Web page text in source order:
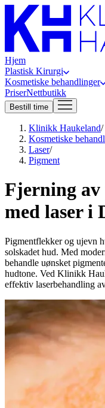
Hjem
Plastisk Kirurgi
Kosmetiske behandlinger
PriserNettbutikk
Bestill time
Klinikk Haukeland/
Kosmetiske
Laser/
Pigment
Fjerning
med laser i
Pigmentflekker og ujevn
solskadet hud. Med
behandle uønsket
hudtone. Ved Klinikk
effektiv laserbehandling